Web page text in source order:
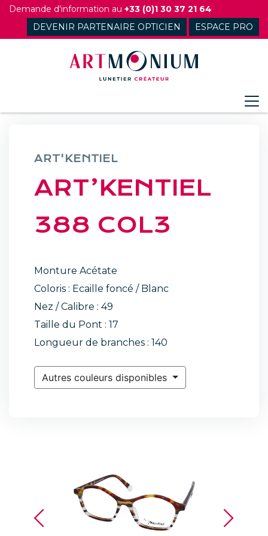
Skip
content
Demande d'information au +33 (0)1 30 37 21 64
DEVENIR PARTENAIRE OPTICIEN
ESPACE PRO
ART'KENTIEL
ART’KENTIEL
388 COL3
Monture Acétate
Coloris : Ecaille foncé / Blanc
Nez / Calibre : 49
Taille du Pont : 17
Longueur de branches : 140
Autres couleurs disponibles